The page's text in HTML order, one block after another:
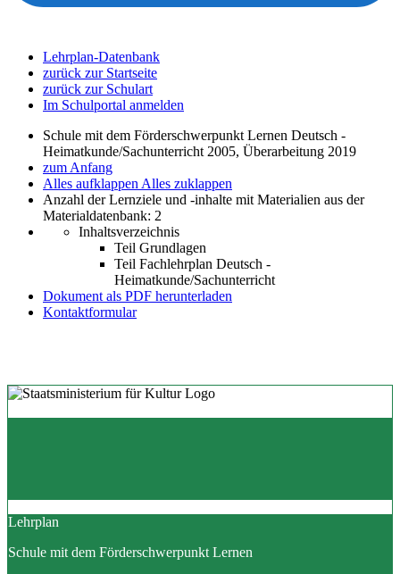
Lehrplan-Datenbank
zurück zur Startseite
zurück zur Schulart
Im Schulportal anmelden
Schule mit dem Förderschwerpunkt Lernen Deutsch -
Heimatkunde/Sachunterricht 2005, Überarbeitung 2019
zum Anfang
Alles aufklappen Alles zuklappen
Anzahl der Lernziele und -inhalte mit Materialien aus der
Materialdatenbank: 2
Inhaltsverzeichnis
Teil Grundlagen
Teil Fachlehrplan Deutsch -
Heimatkunde/Sachunterricht
Dokument als PDF herunterladen
Kontaktformular
Lehrplan
Schule mit dem Förderschwerpunkt Lernen